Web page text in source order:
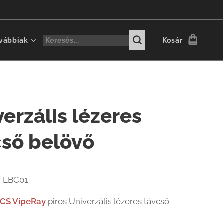
Kosár
lézeres
belövő
LBC01
VipeRay piros Univerzális lézeres távcső